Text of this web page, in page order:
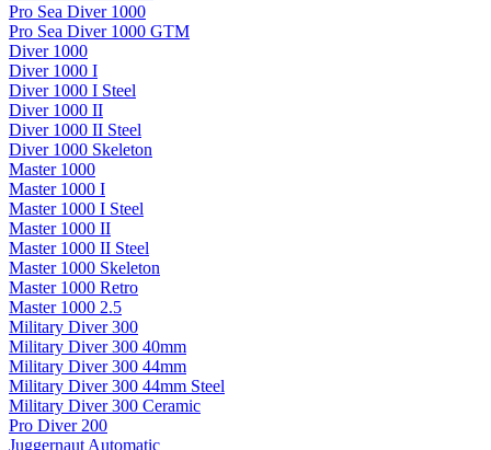
Pro Sea Diver 1000
Pro Sea Diver 1000 GTM
Diver 1000
Diver 1000 I
Diver 1000 I Steel
Diver 1000 II
Diver 1000 II Steel
Diver 1000 Skeleton
Master 1000
Master 1000 I
Master 1000 I Steel
Master 1000 II
Master 1000 II Steel
Master 1000 Skeleton
Master 1000 Retro
Master 1000 2.5
Military Diver 300
Military Diver 300 40mm
Military Diver 300 44mm
Military Diver 300 44mm Steel
Military Diver 300 Ceramic
Pro Diver 200
Juggernaut Automatic